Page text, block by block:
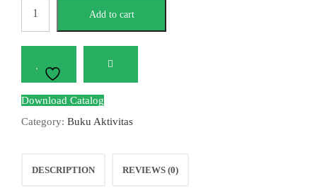
Anak
Sholih
Hijaiyah
Add to cart
Download Catalog
Category: Buku Aktivitas
DESCRIPTION REVIEWS (0)